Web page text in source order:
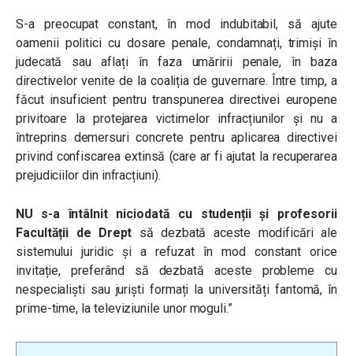
S-a preocupat constant, în mod indubitabil, să ajute
oamenii politici cu dosare penale, condamnați, trimiși în
judecată sau aflați în faza umăririi penale, în baza
directivelor venite de la coaliția de guvernare. Între timp, a
făcut insuficient pentru transpunerea directivei europene
privitoare la protejarea victimelor infracțiunilor și nu a
întreprins demersuri concrete pentru aplicarea directivei
privind confiscarea extinsă (care ar fi ajutat la recuperarea
prejudiciilor din infracțiuni).
NU s-a întâlnit niciodată cu studenții și profesorii
Facultății de Drept să dezbată aceste modificări ale
sistemului juridic și a refuzat în mod constant orice
invitație, preferând să dezbată aceste probleme cu
nespecialiști sau juriști formați la universități fantomă, în
prime-time, la televiziunile unor moguli.”